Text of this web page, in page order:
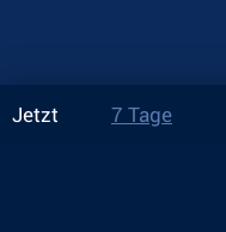
Jetzt 7 Tage